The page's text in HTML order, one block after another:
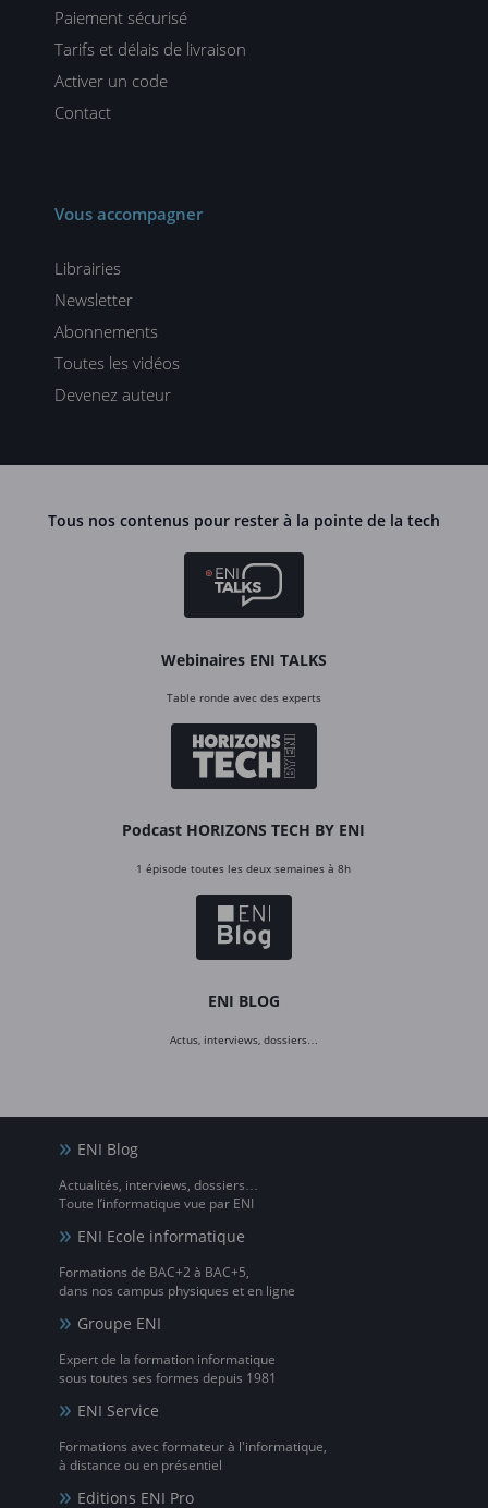
Paiement sécurisé
Tarifs et délais de livraison
Activer un code
Contact
Vous accompagner
Librairies
Newsletter
Abonnements
Toutes les vidéos
Devenez auteur
Tous nos contenus pour rester à la pointe de la tech
Webinaires ENI TALKS
Table ronde avec des experts
Podcast HORIZONS TECH BY ENI
1 épisode toutes les deux semaines à 8h
ENI BLOG
Actus, interviews, dossiers…
ENI Blog
Actualités, interviews, dossiers…
Toute l’informatique vue par ENI
ENI Ecole informatique
Formations de BAC+2 à BAC+5,
dans nos campus physiques et en ligne
Groupe ENI
Expert de la formation informatique
sous toutes ses formes depuis 1981
ENI Service
Formations avec formateur à l'informatique,
à distance ou en présentiel
Editions ENI Pro